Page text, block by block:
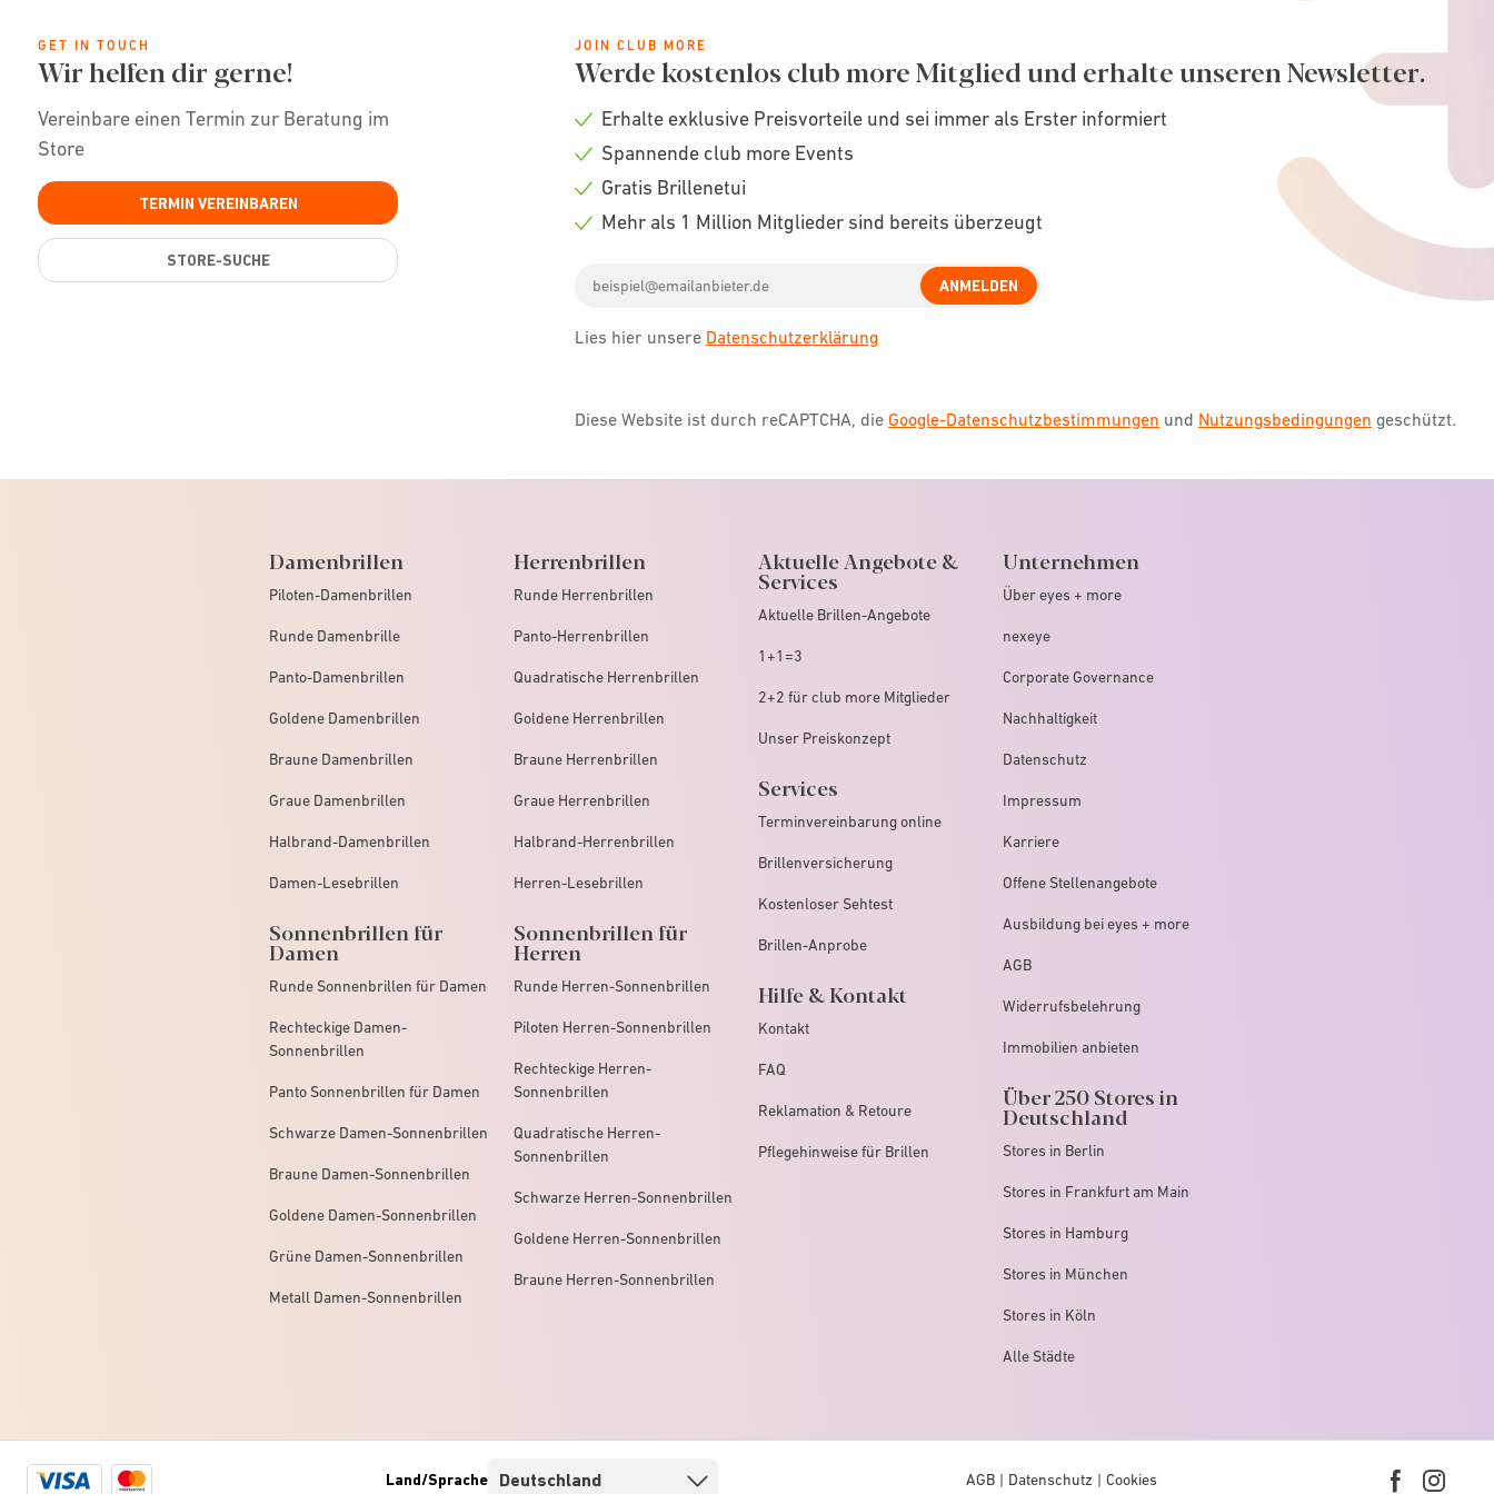
GET IN TOUCH
Wir helfen dir gerne!
Vereinbare einen Termin zur Beratung im
Store
TERMIN VEREINBAREN
STORE-SUCHE
JOIN CLUB MORE
Werde kostenlos club more Mitglied und erhalte unseren Newsletter.
Check
Erhalte exklusive Preisvorteile und sei immer als Erster informiert
Check
Spannende club more Events
Check
Gratis Brillenetui
Mehr als 1 Million Mitglieder sind bereits überzeugt
address
ANMELDEN
Lies hier unsere Datenschutzerklärung
Diese Website ist durch reCAPTCHA, die Google-Datenschutzbestimmungen und Nutzungsbedingungen geschützt.
Damenbrillen
Piloten-Damenbrillen
Runde Damenbrille
Panto-Damenbrillen
Goldene Damenbrillen
Braune Damenbrillen
Graue Damenbrillen
Halbrand-Damenbrillen
Damen-Lesebrillen
Sonnenbrillen für
Damen
Runde Sonnenbrillen für Damen
Rechteckige Damen-
Sonnenbrillen
Panto Sonnenbrillen für Damen
Schwarze Damen-Sonnenbrillen
Braune Damen-Sonnenbrillen
Goldene Damen-Sonnenbrillen
Grüne Damen-Sonnenbrillen
Metall Damen-Sonnenbrillen
Herrenbrillen
Runde Herrenbrillen
Panto-Herrenbrillen
Quadratische Herrenbrillen
Goldene Herrenbrillen
Braune Herrenbrillen
Graue Herrenbrillen
Halbrand-Herrenbrillen
Herren-Lesebrillen
Sonnenbrillen für
Herren
Runde Herren-Sonnenbrillen
Piloten Herren-Sonnenbrillen
Rechteckige Herren-
Sonnenbrillen
Quadratische Herren-
Sonnenbrillen
Schwarze Herren-Sonnenbrillen
Goldene Herren-Sonnenbrillen
Braune Herren-Sonnenbrillen
Aktuelle Angebote &
Services
Aktuelle Brillen-Angebote
1+1=3
2+2 für club more Mitglieder
Unser Preiskonzept
Services
Terminvereinbarung online
Brillenversicherung
Kostenloser Sehtest
Brillen-Anprobe
Hilfe & Kontakt
Kontakt
FAQ
Reklamation & Retoure
Pflegehinweise für Brillen
Unternehmen
Über eyes + more
nexeye
Corporate Governance
Nachhaltigkeit
Datenschutz
Impressum
Karriere
Offene Stellenangebote
Ausbildung bei eyes + more
AGB
Widerrufsbelehrung
Immobilien anbieten
Über 250 Stores in
Deutschland
Stores in Berlin
Stores in Frankfurt am Main
Stores in Hamburg
Stores in München
Stores in Köln
Alle Städte
Visa
Mastercard
Land/Sprache AGB Datenschutz Cookies